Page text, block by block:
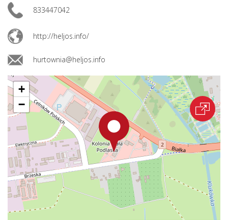
833447042
http://heljos.info/
hurtownia@heljos.info
+
−